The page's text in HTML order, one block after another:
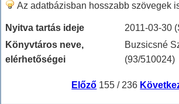
Az adatbázisban hosszabb szövegek
Nyitva tartás ideje
2011-03-30
Könyvtáros neve,
elérhetőségei
Buzsicsné
(93/510024)
Előző 155 / 236